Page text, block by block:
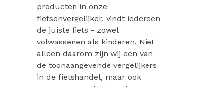
producten in onze
fietsenvergelijker, vindt iedereen
de juiste fiets - zowel
volwassenen als kinderen. Niet
alleen daarom zijn wij een van
de toonaangevende vergelijkers
in de fietshandel, maar ook